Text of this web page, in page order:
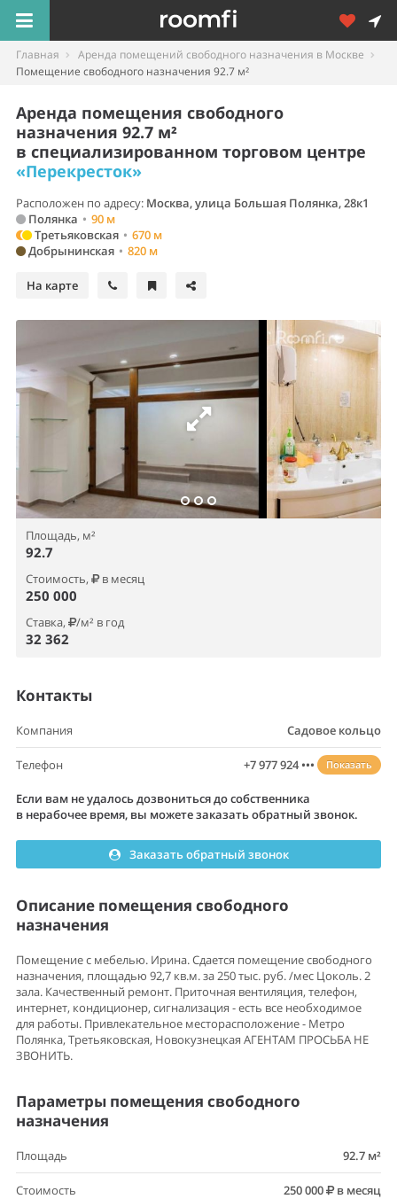
Главная
Аренда помещений свободного назначения в Москве
Помещение свободного назначения 92.7 м²
Аренда помещения свободного
назначения 92.7 м²
в специализированном торговом центре
«Перекресток»
Расположен по адресу: Москва, улица Большая Полянка, 28к1
Полянка • 90 м
Третьяковская • 670 м
Добрынинская • 820 м
На карте
Площадь, м²
92.7
Стоимость, в месяц
250 000
Ставка, /м² в год
32 362
Контакты
Компания Садовое кольцо
Телефон +7 977 924 ••• Показать
Если вам не удалось дозвониться до собственника
в нерабочее время, вы можете заказать обратный звонок.
Заказать обратный звонок
Описание помещения свободного
назначения
Помещение с мебелью. Ирина. Сдается помещение свободного
назначения, площадью 92,7 кв.м. за 250 тыс. руб. /мес Цоколь. 2
зала. Качественный ремонт. Приточная вентиляция, телефон,
интернет, кондиционер, сигнализация - есть все необходимое
для работы. Привлекательное месторасположение - Метро
Полянка, Третьяковская, Новокузнецкая АГЕНТАМ ПРОСЬБА НЕ
ЗВОНИТЬ.
Параметры помещения свободного
назначения
Площадь 92.7 м²
Стоимость 250 000 в месяц